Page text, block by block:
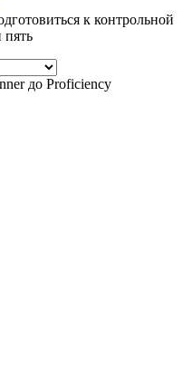
к контрольной
пять
до Proficiency